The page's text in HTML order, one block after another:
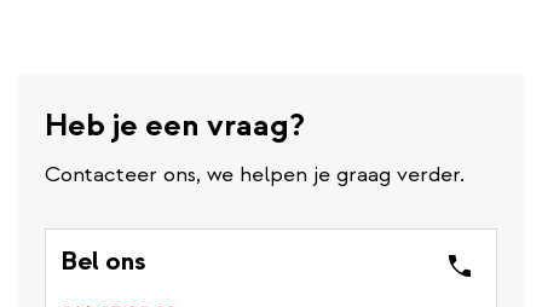
Heb je een vraag?
Contacteer ons, we helpen je graag verder.
Bel ons